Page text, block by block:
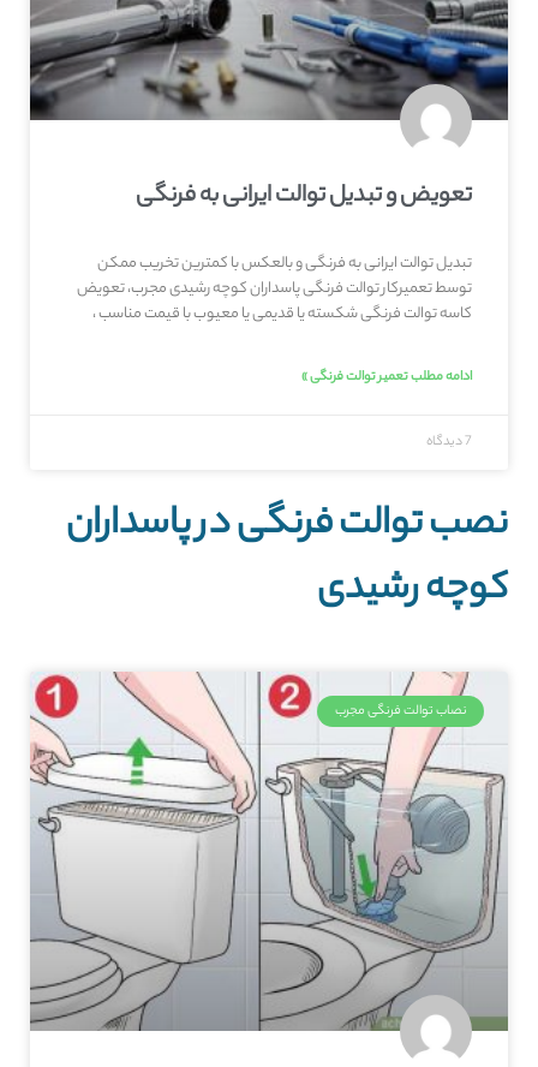
تعویض و تبدیل توالت ایرانی به فرنگی
تبدیل توالت ایرانی به فرنگی و بالعکس با کمترین تخریب ممکن
توسط تعمیرکار توالت فرنگی پاسداران کوچه رشیدی مجرب، تعویض
کاسه توالت فرنگی شکسته یا قدیمی یا معیوب با قیمت مناسب ،
ادامه مطلب تعمیر توالت فرنگی »
7 دیدگاه
نصب توالت فرنگی در پاسداران
کوچه رشیدی
نصاب توالت فرنگی مجرب